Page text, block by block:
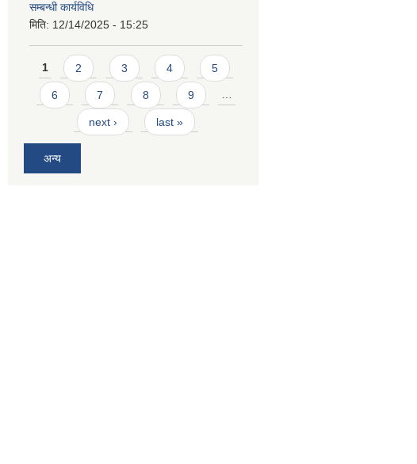
सम्बन्धी कार्यविधि
मिति: 12/14/2025 - 15:25
Pages
1 2 3 4 5
6 7 8 9 …
next › last »
अन्य